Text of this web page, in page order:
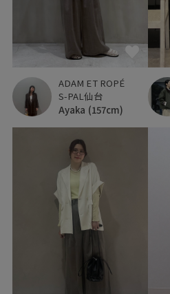
ADAM ET ROPÉ
S-PAL仙台
Ayaka (157cm)